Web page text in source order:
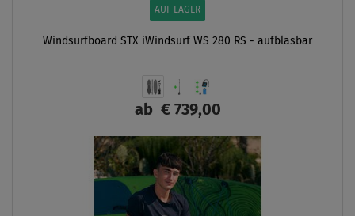
AUF LAGER
Windsurfboard STX iWindsurf WS 280 RS - aufblasbar
ab € 739,00
ANZEIGEN